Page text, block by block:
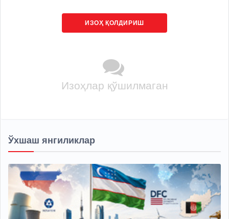
ИЗОҲ ҚОЛДИРИШ
Изоҳлар қўшилмаган
Ўхшаш янгиликлар